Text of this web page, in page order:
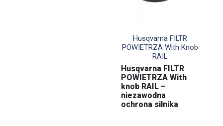
Szybki podgląd
Husqvarna FILTR
POWIETRZA With Knob
RAIL
Husqvarna FILTR
POWIETRZA With
knob RAIL –
niezawodna
ochrona silnika